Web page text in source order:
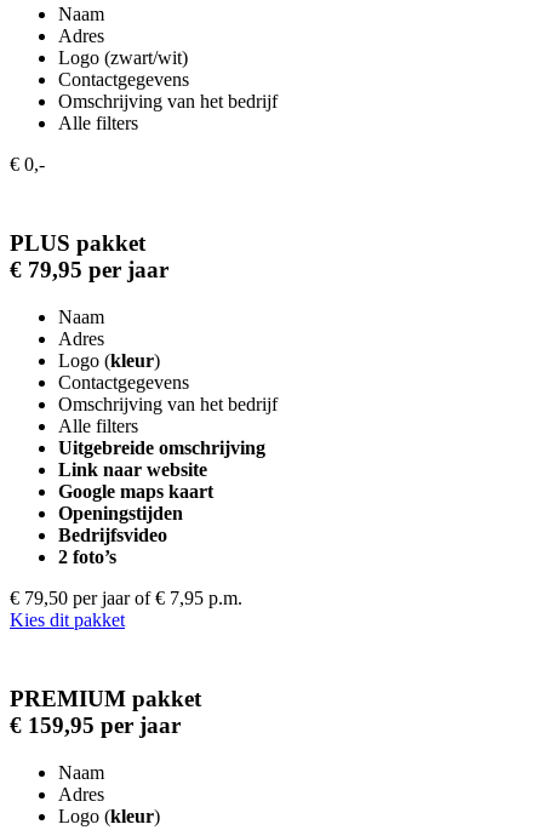
Naam
Adres
Logo (zwart/wit)
Contactgegevens
Omschrijving van het bedrijf
Alle filters
€ 0,-
PLUS pakket
€ 79,95 per jaar
Naam
Adres
Logo (kleur)
Contactgegevens
Omschrijving van het bedrijf
Alle filters
Uitgebreide omschrijving
Link naar website
Google maps kaart
Openingstijden
Bedrijfsvideo
2 foto’s
€ 79,50 per jaar of € 7,95 p.m.
Kies dit pakket
PREMIUM pakket
€ 159,95 per jaar
Naam
Adres
Logo (kleur)